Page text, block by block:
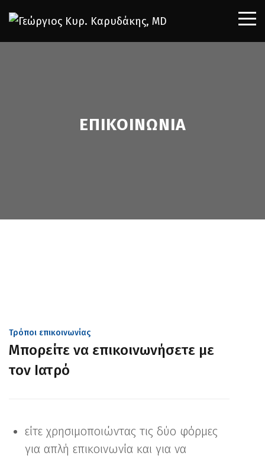
ΕΠΙΚΟΙΝΩΝΙΑ
Τρόποι επικοινωνίας
Μπορείτε να επικοινωνήσετε με
τον Ιατρό
είτε χρησιμοποιώντας τις δύο φόρμες
για απλή επικοινωνία και για να